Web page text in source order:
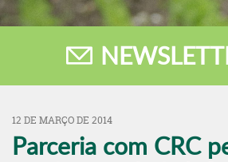
12 DE MARÇO DE 2014
Parceria com CRC